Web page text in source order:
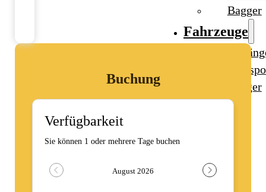
Bagger
Fahrzeuge
Bagger
Ratgeber
Buchung